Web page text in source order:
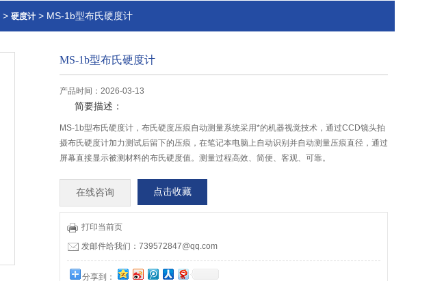
> 硬度计 > MS-1b型布氏硬度计
MS-1b型布氏硬度计
产品时间：2026-03-13
简要描述：
MS-1b型布氏硬度计，布氏硬度压痕自动测量系统采用*的机器视觉技术，通过CCD镜头拍
摄布氏硬度计加力测试后留下的压痕，在笔记本电脑上自动识别并自动测量压痕直径，通过
屏幕直接显示被测材料的布氏硬度值。测量过程高效、简便、客观、可靠。
在线咨询 点击收藏
打印当前页
发邮件给我们：739572847@qq.com
分享到：